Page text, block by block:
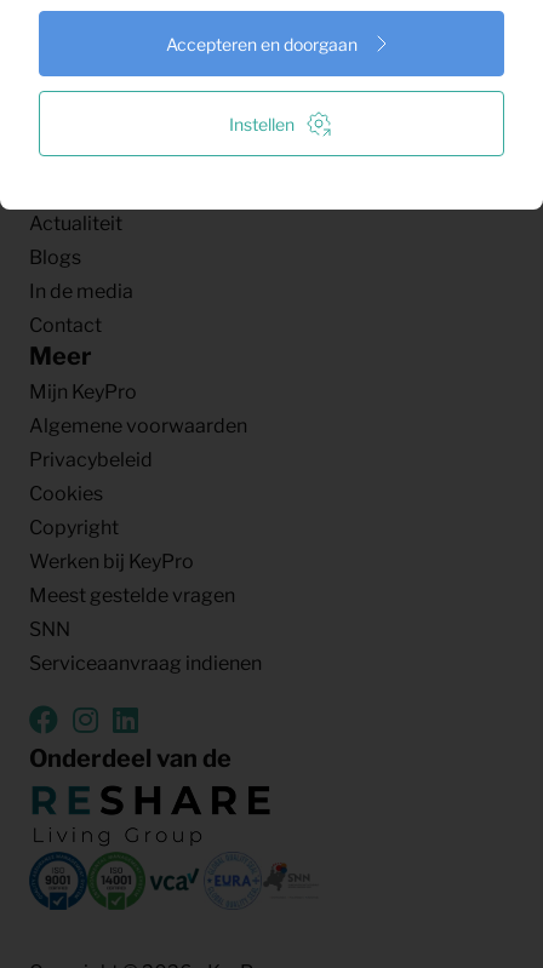
KeyPro
Diensten
Onze impact
Actualiteit
Blogs
In de media
Contact
Meer
Mijn KeyPro
Algemene voorwaarden
Privacybeleid
Cookies
Copyright
Werken bij KeyPro
Meest gestelde vragen
SNN
Serviceaanvraag indienen
Onderdeel van de
Instellen
Accepteren en doorgaan